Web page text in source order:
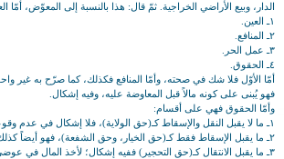
الدار، وبيع الأراضي الخراجية. ثمّ قال: هذا بالنسبة إلى المعوّض، أمّا
١ـ العين.
٢ـ المنافع.
٣ـ عمل الحر.
٤ـ الحقوق.
أمّا الأوّل فلا شك في صحته، وأمّا المنافع فكذلك، كما صرّح به غير واحد
فهو يُبنى على كونه مالاً قبل المعاوضة عليه، وفيه إشكال.
وأمّا الحقوق فهي على أقسام:
١ـ ما لا يقبل النقل والإسقاط كـ(حق الولاية)، فلا إشكال في عدم وقوعه ثمناً، ودليله ظاهر.
٢ـ ما يقبل الإسقاط فقط كـ(حق الخيار، وحق الشفعة)، فهو أيضاً كذلك؛ للزوم كون الثمن ممّا يقبل النقل إلى البايع.
٣ـ ما يقبل الانتقال كـ(حق التحجير) ففيه إشكال؛ لأخذ المال في عوضي البيع لغة وعرفاً، وظهور كلمات الفقهاء في ذلك.